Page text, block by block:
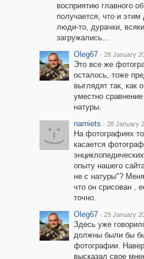
восприятию главного
получается, что и
люди-то, дурачки,
загружались...
Oleg67 · 28 January
Это все же
осталось, тоже
выглядят так, как
уместно
натуры.
narniets · 28 January
На фотографиях
касается
опыту нашего
не с натуры"?
что он срисован ,
точно.
Oleg67 · 29 January
Здесь уже
должны были бы
фотографии.
высказал свое